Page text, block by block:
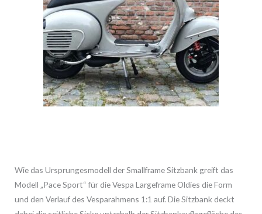
Wie das Ursprungesmodell der Smallframe Sitzbank greift das
Modell „Pace Sport“ für die Vespa Largeframe Oldies die Form
und den Verlauf des Vesparahmens 1:1 auf. Die Sitzbank deckt